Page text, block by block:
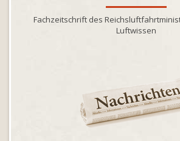
Fachzeitschrift des
Luftwissen